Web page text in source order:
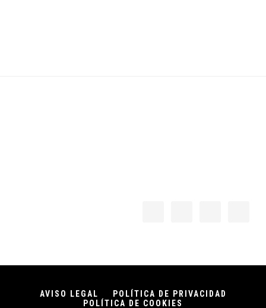
AVISO LEGAL
POLÍTICA DE PRIVACIDAD
POLÍTICA DE COOKIES